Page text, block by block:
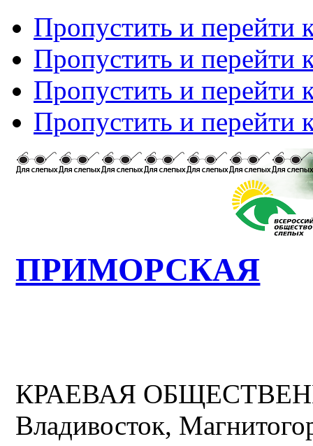
Пропустить и перейти
Пропустить и перейти
Пропустить и перейти
Пропустить и перейти
ПРИМОРСКАЯ
КРАЕВАЯ
Владивосток,